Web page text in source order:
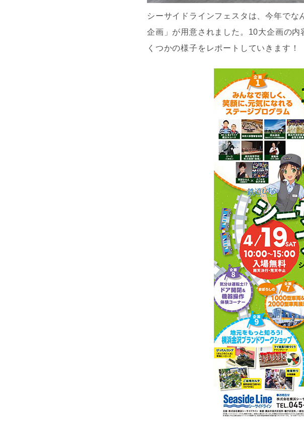
シーサイドラインフェスタは、今年で
企画」が用意されました。10大企画の
くつかの様子をレポートしていきます！